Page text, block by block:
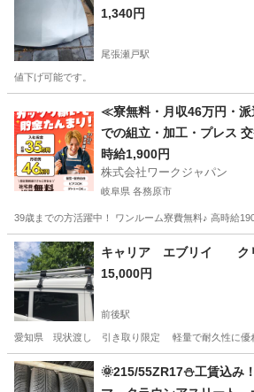
1,340円
尾張瀬戸駅
値下げ可能です。
尾張瀬戸駅 外装、車外用品
≪寮無料・月収46万円・
での組立・加工・プレス 交
時給1,900円
株式会社ワークジャパン
岐阜県 各務原市
39歳までの方活躍中！ ワンルーム寮費無料♪ 高時給
岐阜 各務原市 その他
キャリア エブリイ ク
15,000円
前後駅
愛知県 現状渡し 引き取り限定 軽量で耐久性に優れ
愛知 大府市 キャリア、ラック
🌞215/55ZR17⛄工賃込み